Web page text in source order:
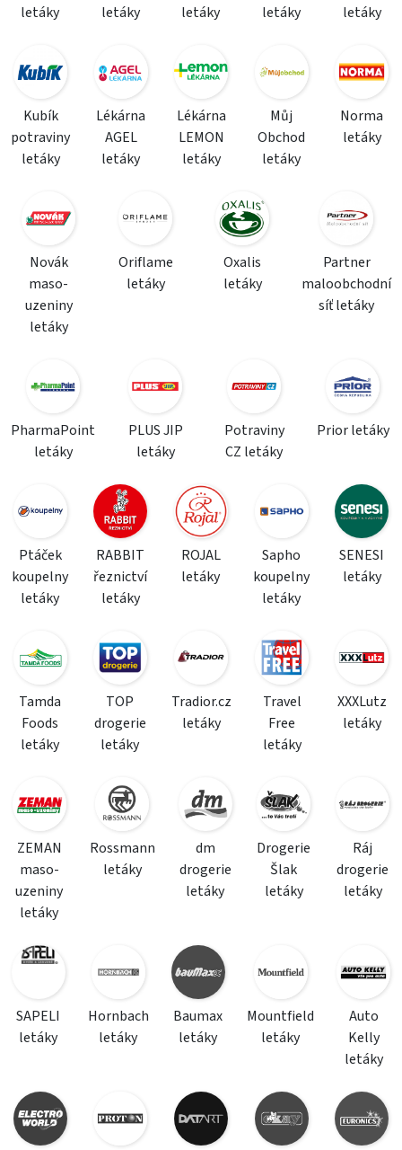
letáky
letáky
letáky
letáky
letáky
Kubík
potraviny
letáky
Lékárna
AGEL
letáky
Lékárna
LEMON
letáky
Můj
Obchod
letáky
Norma
letáky
Novák
maso-
uzeniny
letáky
Oriflame
letáky
Oxalis
letáky
Partner
maloobchodní
síť letáky
PharmaPoint
letáky
PLUS JIP
letáky
Potraviny
CZ letáky
Prior letáky
Ptáček
koupelny
letáky
RABBIT
řeznictví
letáky
ROJAL
letáky
Sapho
koupelny
letáky
SENESI
letáky
Tamda
Foods
letáky
TOP
drogerie
letáky
Tradior.cz
letáky
Travel
Free
letáky
XXXLutz
letáky
ZEMAN
maso-
uzeniny
letáky
Rossmann
letáky
dm
drogerie
letáky
Drogerie
Šlak
letáky
Ráj
drogerie
letáky
SAPELI
letáky
Hornbach
letáky
Baumax
letáky
Mountfield
letáky
Auto
Kelly
letáky